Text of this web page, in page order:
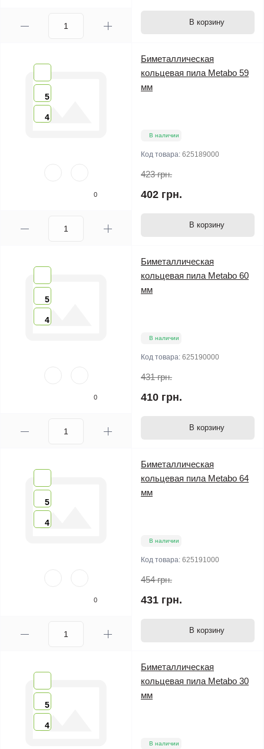
В корзину
5
4
0
Биметаллическая
кольцевая пила Metabo 59
мм
В наличии
Код товара: 625189000
423 грн.
402 грн.
В корзину
5
4
0
Биметаллическая
кольцевая пила Metabo 60
мм
В наличии
Код товара: 625190000
431 грн.
410 грн.
В корзину
5
4
0
Биметаллическая
кольцевая пила Metabo 64
мм
В наличии
Код товара: 625191000
454 грн.
431 грн.
В корзину
5
4
Биметаллическая
кольцевая пила Metabo 30
мм
В наличии